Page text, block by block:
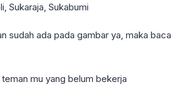
Sukaraja, Sukabumi
sudah ada pada gambar ya, maka baca
mu yang belum bekerja